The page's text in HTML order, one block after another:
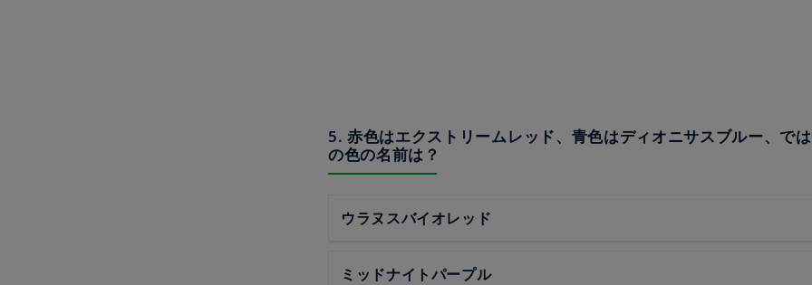
5. 赤色はエクストリームレッド、青色はディオニサスブルー、で
の色の名前は？
ウラヌスバイオレッド
ミッドナイトパープル